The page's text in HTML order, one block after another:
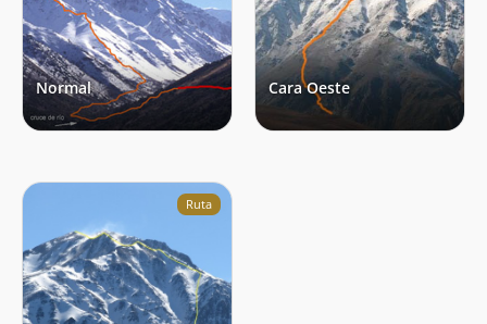
Normal Cara Oeste
Ruta